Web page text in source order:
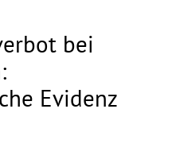
bei
Evidenz